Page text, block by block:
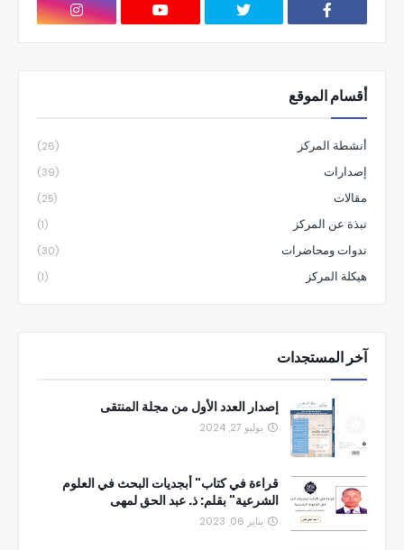
أقسام الموقع
أنشطة المركز (26)
إصدارات (39)
مقالات (25)
نبذة عن المركز (1)
ندوات ومحاضرات (30)
هيكلة المركز (1)
آخر المستجدات
إصدار العدد الأول من مجلة المنتقى
يوليو 27, 2024
قراءة في كتاب" أبجديات البحث في العلوم
الشرعية" بقلم: ذ. عبد الحق لمهى
يناير 06, 2023